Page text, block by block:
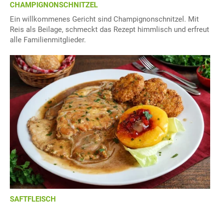
CHAMPIGNONSCHNITZEL
Ein willkommenes Gericht sind Champignonschnitzel. Mit
Reis als Beilage, schmeckt das Rezept himmlisch und erfreut
alle Familienmitglieder.
SAFTFLEISCH